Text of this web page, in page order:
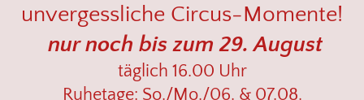
unvergessliche Circus-Momente!
nur noch bis zum 29. August
täglich 16.00 Uhr
Ruhetage: So./Mo./06. & 07.08.